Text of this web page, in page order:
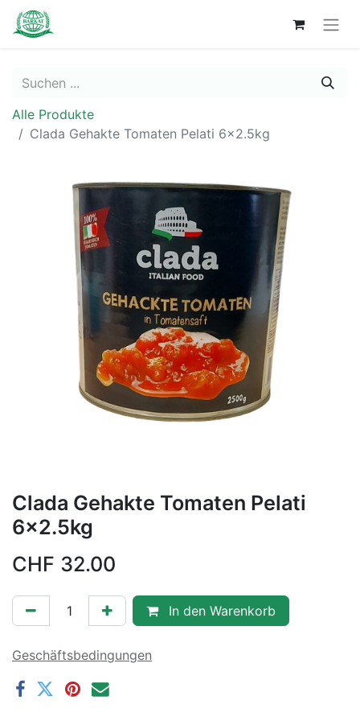
Alle Produkte
Clada Gehakte Tomaten Pelati 6x2.5kg
Clada Gehakte Tomaten Pelati
6x2.5kg
CHF 32.00
In den Warenkorb
Geschäftsbedingungen